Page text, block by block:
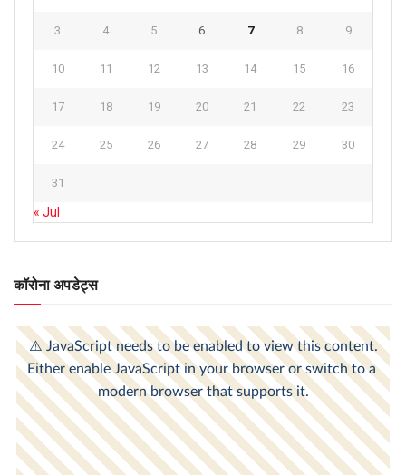
3 4 5 6 7 8 9
10 11 12 13 14 15 16
17 18 19 20 21 22 23
24 25 26 27 28 29 30
31
« Jul
कॉरोना अपडेट्स